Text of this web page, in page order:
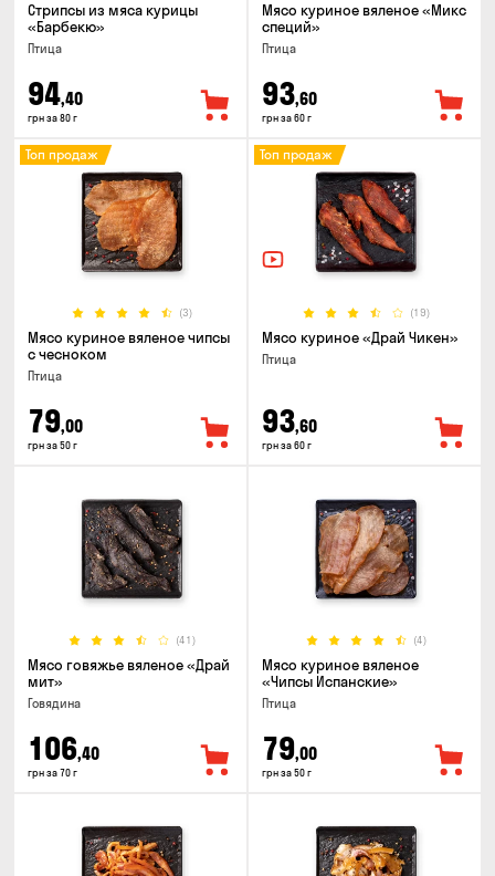
Стрипсы из мяса курицы
«Барбекю»
Птица
94,40
грн за 80 г
Мясо куриное вяленое «Микс
специй»
Птица
93,60
грн за 60 г
(3)
Топ продаж
Мясо куриное вяленое чипсы
с чесноком
Птица
79,00
грн за 50 г
(19)
Топ продаж
Мясо куриное «Драй Чикен»
Птица
93,60
грн за 60 г
(41)
Мясо говяжье вяленое «Драй
мит»
Говядина
106,40
грн за 70 г
(4)
Мясо куриное вяленое
«Чипсы Испанские»
Птица
79,00
грн за 50 г